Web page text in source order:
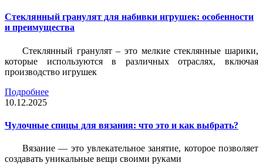
Стеклянный гранулят для набивки игрушек: особенности
и преимущества
Стеклянный гранулят – это мелкие стеклянные шарики,
которые используются в различных отраслях, включая
производство игрушек
Подробнее
10.12.2025
Чулочные спицы для вязания: что это и как выбрать?
Вязание — это увлекательное занятие, которое позволяет
создавать уникальные вещи своими руками